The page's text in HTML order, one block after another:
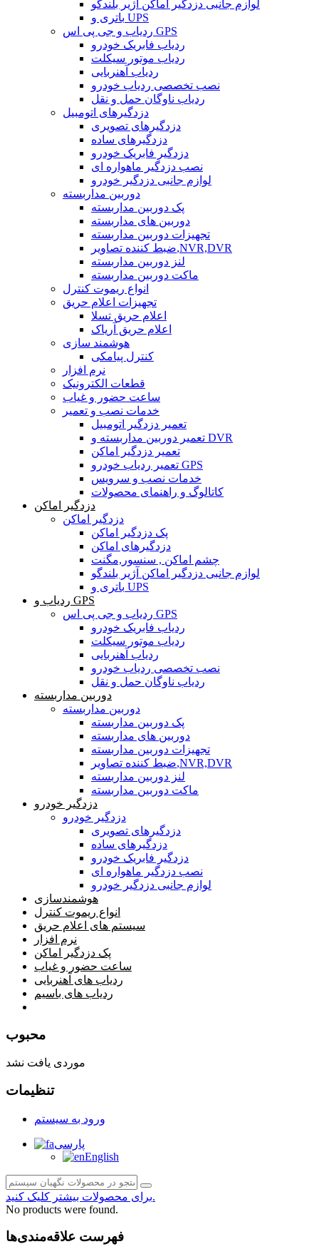
لوازم جانبی دزدگیر اماکن آژیر بلندگو
باتری و UPS
ردیاب و جی پی اس GPS
ردیاب فابریک خودرو
ردیاب موتور سیکلت
ردیاب آهنربایی
نصب تخصصی ردیاب خودرو
ردیاب ناوگان حمل و نقل
دزدگیرهای اتومبیل
دزدگیرهای تصویری
دزدگیرهای ساده
دزدگیر فابریک خودرو
نصب دزدگیر ماهواره ای
لوازم جانبی دزدگیر خودرو
دوربین مداربسته
پک دوربین مداربسته
دوربین های مداربسته
تجهیزات دوربین مداربسته
ضبط کننده تصاویر,NVR,DVR
لنز دوربین مداربسته
ماکت دوربین مداربسته
انواع ریموت کنترل
تجهیزات اعلام حریق
اعلام حریق تسلا
اعلام حریق آریاک
هوشمند سازی
کنترل پیامکی
نرم افزار
قطعات الکترونیک
ساعت حضور و غیاب
خدمات نصب و تعمیر
تعمیر دزدگیر اتومبیل
تعمیر دوربین مداربسته و DVR
تعمیر دزدگیر اماکن
تعمیر ردیاب خودرو GPS
خدمات نصب و سرویس
کاتالوگ و راهنمای محصولات
دزدگیر اماکن
دزدگیر اماکن
پک دزدگیر اماکن
دزدگیرهای اماکن
چشم اماکن , سنسور,مگنت
لوازم جانبی دزدگیر اماکن آژیر بلندگو
باتری و UPS
ردیاب و GPS
ردیاب و جی پی اس GPS
ردیاب فابریک خودرو
ردیاب موتور سیکلت
ردیاب آهنربایی
نصب تخصصی ردیاب خودرو
ردیاب ناوگان حمل و نقل
دوربین مداربسته
دوربین مداربسته
پک دوربین مداربسته
دوربین های مداربسته
تجهیزات دوربین مداربسته
ضبط کننده تصاویر,NVR,DVR
لنز دوربین مداربسته
ماکت دوربین مداربسته
دزدگیر خودرو
دزدگیر خودرو
دزدگیرهای تصویری
دزدگیرهای ساده
دزدگیر فابریک خودرو
نصب دزدگیر ماهواره ای
لوازم جانبی دزدگیر خودرو
هوشمندسازی
انواع ریموت کنترل
سیستم های اعلام حریق
نرم افزار
پک دزدگیر اماکن
ساعت حضور و غیاب
ردیاب های آهنربایی
ردیاب های باسیم
محبوب
موردی یافت نشد
تنظیمات
ورود به سیستم
پارسی
English
برای محصولات بیشتر کلیک کنید.
No products were found.
فهرست علاقه‌مندی‌ها